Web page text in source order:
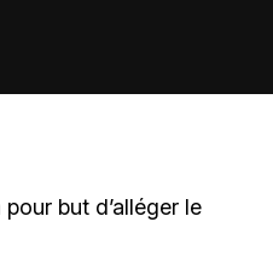
but d’alléger le